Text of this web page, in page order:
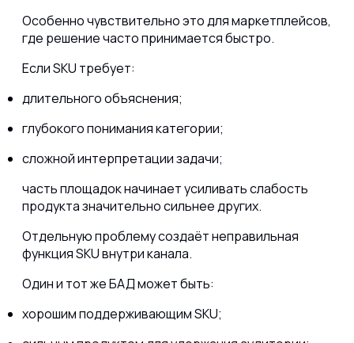
Особенно чувствительно это для маркетплейсов,
где решение часто принимается быстро.
Если SKU требует:
длительного объяснения;
глубокого понимания категории;
сложной интерпретации задачи;
часть площадок начинает усиливать слабость
продукта значительно сильнее других.
Отдельную проблему создаёт неправильная
функция SKU внутри канала.
Один и тот же БАД может быть:
хорошим поддерживающим SKU;